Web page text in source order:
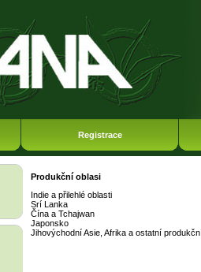
Registrace
Produkční oblasi
Indie a přilehlé oblasti
Srí Lanka
Čína a Tchajwan
Japonsko
Jihovýchodní Asie, Afrika a ostatní